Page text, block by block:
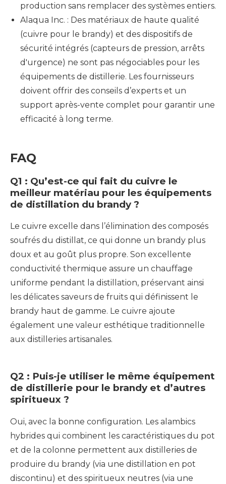
production sans remplacer des systèmes entiers.
Alaqua Inc. : Des matériaux de haute qualité
(cuivre pour le brandy) et des dispositifs de
sécurité intégrés (capteurs de pression, arrêts
d'urgence) ne sont pas négociables pour les
équipements de distillerie. Les fournisseurs
doivent offrir des conseils d’experts et un
support après-vente complet pour garantir une
efficacité à long terme.
FAQ
Q1 : Qu’est-ce qui fait du cuivre le
meilleur matériau pour les équipements
de distillation du brandy ?
Le cuivre excelle dans l’élimination des composés
soufrés du distillat, ce qui donne un brandy plus
doux et au goût plus propre. Son excellente
conductivité thermique assure un chauffage
uniforme pendant la distillation, préservant ainsi
les délicates saveurs de fruits qui définissent le
brandy haut de gamme. Le cuivre ajoute
également une valeur esthétique traditionnelle
aux distilleries artisanales.
Q2 : Puis-je utiliser le même équipement
de distillerie pour le brandy et d’autres
spiritueux ?
Oui, avec la bonne configuration. Les alambics
hybrides qui combinent les caractéristiques du pot
et de la colonne permettent aux distilleries de
produire du brandy (via une distillation en pot
discontinu) et des spiritueux neutres (via une